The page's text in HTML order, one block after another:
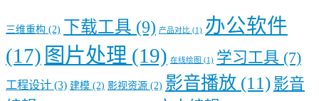
三维重构 (2) 下载工具 (9) 产品对比 (1) 办公软件
(17) 图片处理 (19) 在线绘图 (1) 学习工具 (7)
工程设计 (3) 建模 (2) 影视资源 (2) 影音播放 (11) 影音